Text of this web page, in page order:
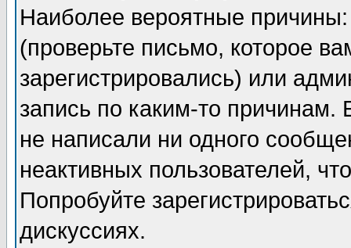
Наиболее вероятные
(проверьте письмо, которое
зарегистрировались) или
запись по каким-то
не написали ни одного
неактивных пользователей,
Попробуйте
дискуссиях.